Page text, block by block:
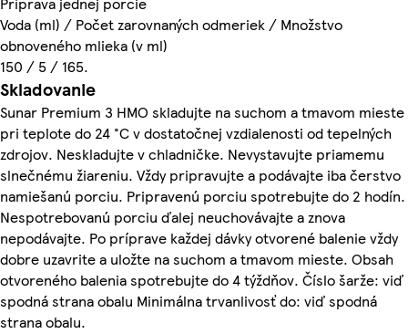
Voda (ml) / Počet zarovnaných odmeriek / Množstvo
obnoveného mlieka (v ml)
150 / 5 / 165.
Skladovanie
Sunar Premium 3 HMO skladujte na suchom a tmavom mieste
pri teplote do 24 °C v dostatočnej vzdialenosti od tepelných
zdrojov. Neskladujte v chladničke. Nevystavujte priamemu
slnečnému žiareniu. Vždy pripravujte a podávajte iba čerstvo
namiešanú porciu. Pripravenú porciu spotrebujte do 2 hodín.
Nespotrebovanú porciu ďalej neuchovávajte a znova
nepodávajte. Po príprave každej dávky otvorené balenie vždy
dobre uzavrite a uložte na suchom a tmavom mieste. Obsah
otvoreného balenia spotrebujte do 4 týždňov. Číslo šarže: viď
spodná strana obalu Minimálna trvanlivosť do: viď spodná
strana obalu.